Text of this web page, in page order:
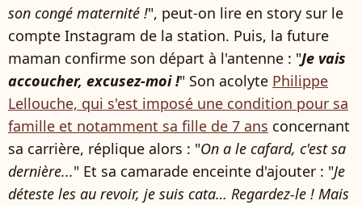
son congé maternité !", peut-on lire en story sur le
compte Instagram de la station. Puis, la future
maman confirme son départ à l'antenne : "Je vais
accoucher, excusez-moi !" Son acolyte Philippe
Lellouche, qui s'est imposé une condition pour sa
famille et notamment sa fille de 7 ans concernant
sa carrière, réplique alors : "On a le cafard, c'est sa
dernière..." Et sa camarade enceinte d'ajouter : "Je
déteste les au revoir, je suis cata… Regardez-le ! Mais